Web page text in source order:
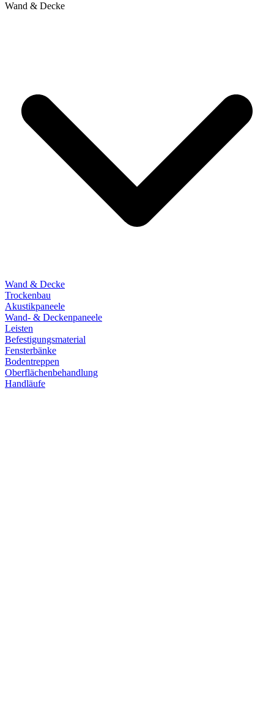
Wand & Decke
Wand & Decke
Trockenbau
Akustikpaneele
Wand- & Deckenpaneele
Leisten
Befestigungsmaterial
Fensterbänke
Bodentreppen
Oberflächenbehandlung
Handläufe